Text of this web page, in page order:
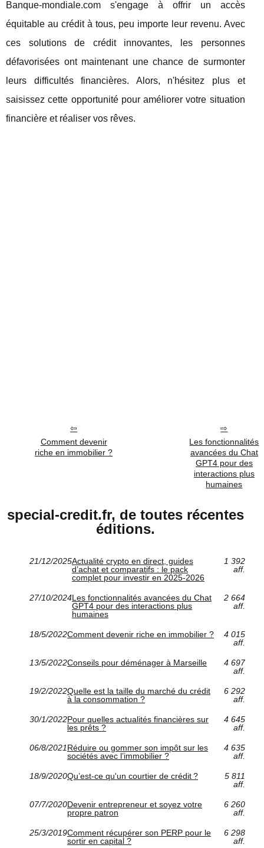
Banque-mondiale.com s'engage à offrir un accès
équitable au crédit à tous, peu importe leur revenu. Avec
ces solutions de crédit innovantes, les personnes
défavorisées ont maintenant une chance de surmonter
leurs difficultés financières. Alors, n'hésitez plus et
saisissez cette opportunité pour améliorer votre situation
financière et réaliser vos rêves.
Comment devenir
riche en immobilier ?
Les fonctionnalités
avancées du Chat
GPT4 pour des
interactions plus
humaines
special-credit.fr, de toutes récentes
éditions.
21/12/2025Actualité crypto en direct, guides
d’achat et comparatifs : le pack
complet pour investir en 2025‑2026
1 392
aff.
27/10/2024Les fonctionnalités avancées du Chat
GPT4 pour des interactions plus
humaines
2 664
aff.
18/5/2022Comment devenir riche en immobilier ?
4 015
aff.
13/5/2022Conseils pour déménager à Marseille
4 697
aff.
19/2/2022Quelle est la taille du marché du crédit
à la consommation ?
6 292
aff.
30/1/2022Pour quelles actualités financières sur
les prêts ?
4 645
aff.
06/8/2021Réduire ou gommer son impôt sur les
sociétés avec l’immobilier ?
4 635
aff.
18/9/2020Qu’est-ce qu'un courtier de crédit ?
5 811
aff.
07/7/2020Devenir entrepreneur et soyez votre
propre patron
6 260
aff.
25/3/2019Comment récupérer son PERP pour le
sortir en capital ?
6 298
aff.